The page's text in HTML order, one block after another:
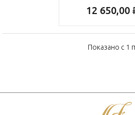
12 650,00
Показано с 1